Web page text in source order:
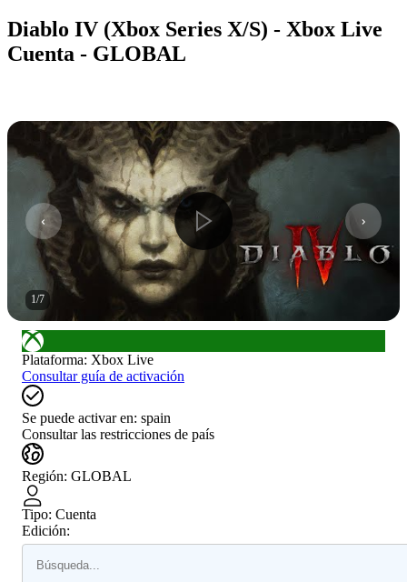
Diablo IV (Xbox Series X/S) - Xbox Live
Cuenta - GLOBAL
1/7
Plataforma: Xbox Live
Consultar guía de activación
Se puede activar en: spain
Consultar las restricciones de país
Región: GLOBAL
Tipo: Cuenta
Edición: